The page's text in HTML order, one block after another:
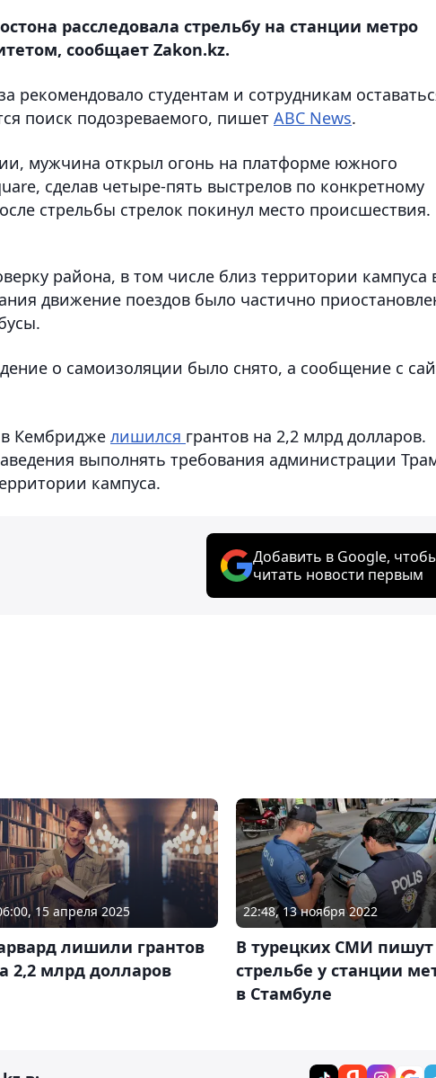
расследовала стрельбу на станции метро
сообщает Zakon.kz.
рекомендовало студентам и сотрудникам
поиск подозреваемого, пишет ABC News.
мужчина открыл огонь на платформе южного
сделав четыре-пять выстрелов по конкретному
стрельбы стрелок покинул место происшествия.
района, в том числе близ территории кампуса
движение поездов было частично
о самоизоляции было снято, а сообщение с
в Кембридже лишился грантов на 2,2 млрд долларов.
выполнять требования администрации
кампуса.
Добавить в Google,
читать новости первым
15 апреля 2025
лишили грантов
2,2 млрд долларов
22:48, 13 ноября 2022
В турецких СМИ пишут
стрельбе у станции
в Стамбуле